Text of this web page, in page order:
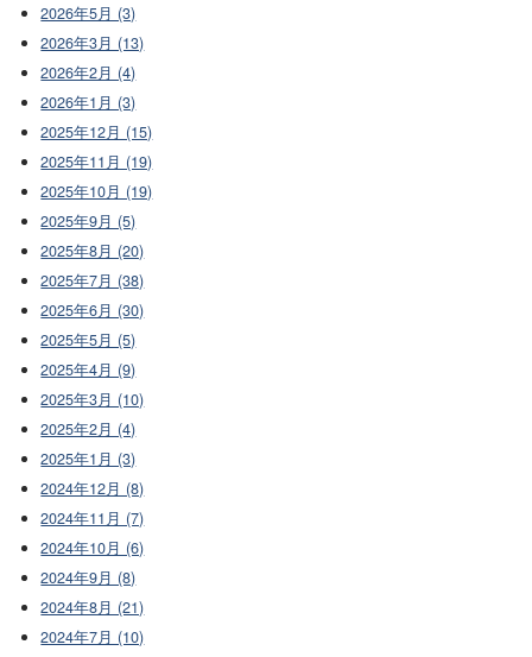
2026年5月 (3)
2026年3月 (13)
2026年2月 (4)
2026年1月 (3)
2025年12月 (15)
2025年11月 (19)
2025年10月 (19)
2025年9月 (5)
2025年8月 (20)
2025年7月 (38)
2025年6月 (30)
2025年5月 (5)
2025年4月 (9)
2025年3月 (10)
2025年2月 (4)
2025年1月 (3)
2024年12月 (8)
2024年11月 (7)
2024年10月 (6)
2024年9月 (8)
2024年8月 (21)
2024年7月 (10)